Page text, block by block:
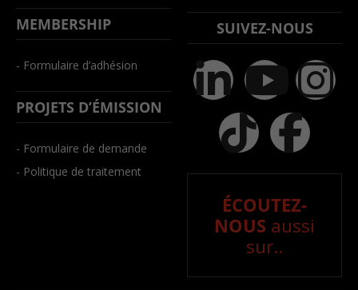
MEMBERSHIP
- Formulaire d’adhésion
PROJETS D’ÉMISSION
- Formulaire de demande
- Politique de traitement
SUIVEZ-NOUS
ÉCOUTEZ-
NOUS aussi
sur..